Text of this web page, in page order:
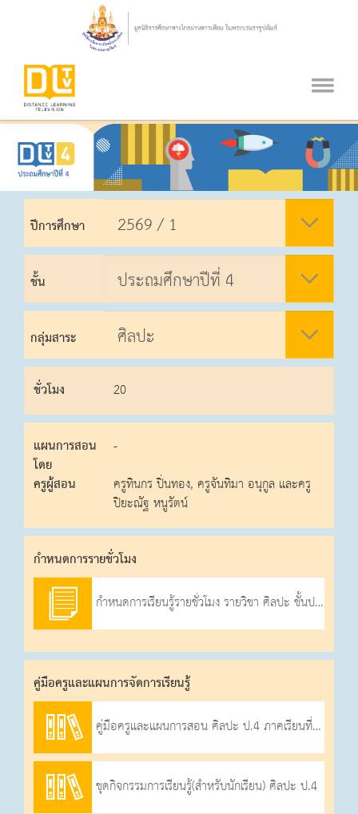
ปีการศึกษา
ชั้น
กลุ่มสาระ
ชั่วโมง 20
แผนการสอน
โดย
-
ครูผู้สอน
ครูทินกร ปิ่นทอง, ครูจันทิมา อนุกูล และครู
ปิยะณัฐ หนูรัตน์
กําหนดการรายชั่วโมง
กำหนดการเรียนรู้รายชั่วโมง รายวิชา ศิลปะ ชั้นประถมศึกษาปีที่ 4 ภาคเรียนที่ 1 ปีการศึกษา 2569
คู่มือครูและแผนการจัดการเรียนรู้
คู่มือครูและแผนการสอน ศิลปะ ป.4 ภาคเรียนที่ 1-2569
ชุดกิจกรรมการเรียนรู้(สำหรับนักเรียน) ศิลปะ ป.4